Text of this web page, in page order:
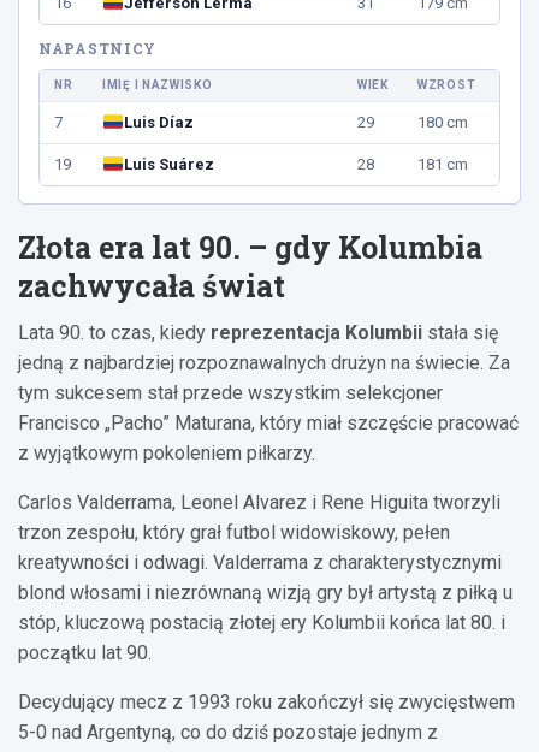
NAPASTNICY
NR IMIĘ I NAZWISKO WIEK WZROST
7 Luis Díaz 29 180 cm
19 Luis Suárez 28 181 cm
Złota era lat 90. – gdy Kolumbia
zachwycała świat
Lata 90. to czas, kiedy reprezentacja Kolumbii stała się
jedną z najbardziej rozpoznawalnych drużyn na świecie. Za
tym sukcesem stał przede wszystkim selekcjoner
Francisco „Pacho” Maturana, który miał szczęście pracować
z wyjątkowym pokoleniem piłkarzy.
Carlos Valderrama, Leonel Alvarez i Rene Higuita tworzyli
trzon zespołu, który grał futbol widowiskowy, pełen
kreatywności i odwagi. Valderrama z charakterystycznymi
blond włosami i niezrównaną wizją gry był artystą z piłką u
stóp, kluczową postacią złotej ery Kolumbii końca lat 80. i
początku lat 90.
Decydujący mecz z 1993 roku zakończył się zwycięstwem
5-0 nad Argentyną, co do dziś pozostaje jednym z